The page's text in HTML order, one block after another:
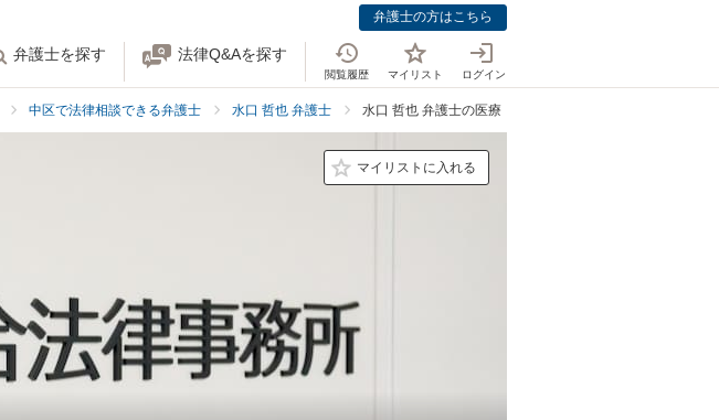
弁護士の方はこちら
弁護士を探す 法律Q&Aを探す
閲覧履歴 マイリスト ログイン
中区で法律相談できる弁護士 水口 哲也 弁護士 水口 哲也 弁護士の医療・介護問題での強み
マイリストに入れる